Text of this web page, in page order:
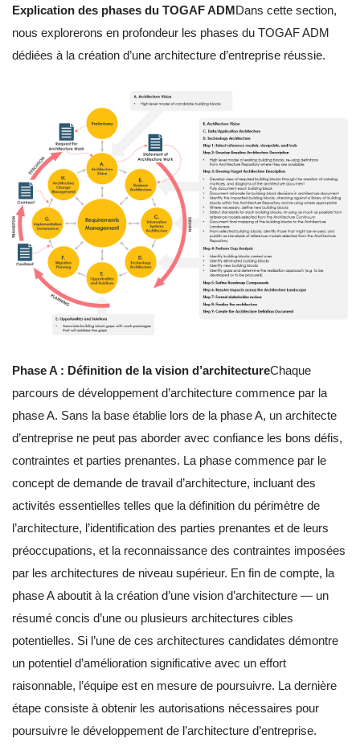
Explication des phases du TOGAF ADMDans cette section,
nous explorerons en profondeur les phases du TOGAF ADM
dédiées à la création d’une architecture d’entreprise réussie.
Phase A : Définition de la vision d’architectureChaque
parcours de développement d’architecture commence par la
phase A. Sans la base établie lors de la phase A, un architecte
d’entreprise ne peut pas aborder avec confiance les bons défis,
contraintes et parties prenantes. La phase commence par le
concept de demande de travail d’architecture, incluant des
activités essentielles telles que la définition du périmètre de
l’architecture, l’identification des parties prenantes et de leurs
préoccupations, et la reconnaissance des contraintes imposées
par les architectures de niveau supérieur. En fin de compte, la
phase A aboutit à la création d’une vision d’architecture — un
résumé concis d’une ou plusieurs architectures cibles
potentielles. Si l’une de ces architectures candidates démontre
un potentiel d’amélioration significative avec un effort
raisonnable, l’équipe est en mesure de poursuivre. La dernière
étape consiste à obtenir les autorisations nécessaires pour
poursuivre le développement de l’architecture d’entreprise.